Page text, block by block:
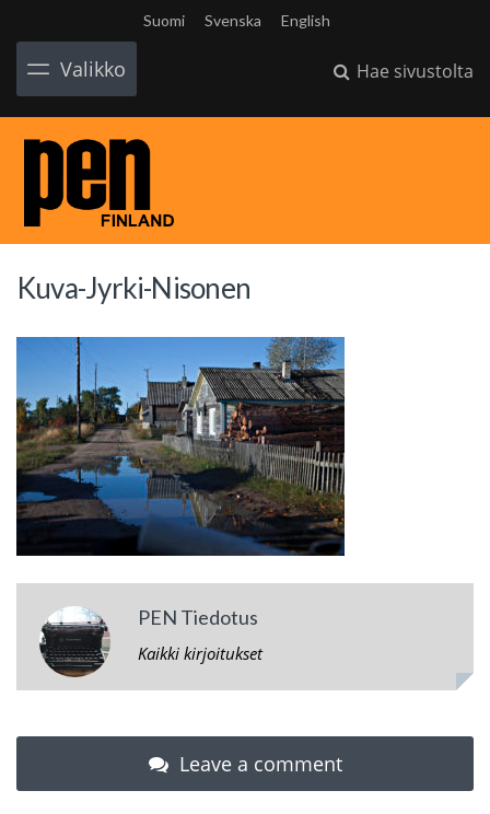
Suomi Svenska English
Valikko Hae sivustolta
Kuva-Jyrki-Nisonen
PEN Tiedotus
Kaikki kirjoitukset
Leave a comment